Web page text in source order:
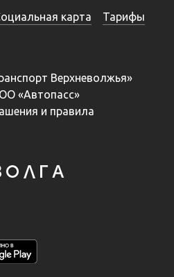
карта
Тарифы
Верхневолжья»
«Автопасс»
и правила